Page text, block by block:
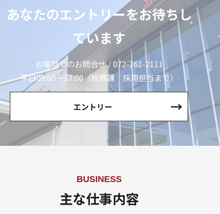
あなたのエントリーをお待ちし
ています
お電話でのお問合せ / 072-361-2111
平日09:00〜17:00（総務課 採用担当まで）
エントリー
BUSINESS
主な仕事内容